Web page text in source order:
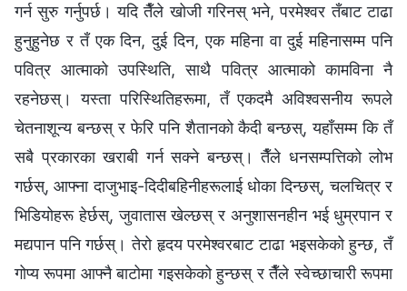
गर्न सुरु गर्नुपर्छ। यदि तैँले खोजी गरिनस् भने, परमेश्‍वर तँबाट टाढा
हुनुहुनेछ र तँ एक दिन, दुई दिन, एक महिना वा दुई महिनासम्म पनि
पवित्र आत्माको उपस्थिति, साथै पवित्र आत्माको कामविना नै
रहनेछस्। यस्ता परिस्थितिहरूमा, तँ एकदमै अविश्‍वसनीय रूपले
चेतनाशून्य बन्छस् र फेरि पनि शैतानको कैदी बन्छस्, यहाँसम्‍म कि तँ
सबै प्रकारका खराबी गर्न सक्‍ने बन्छस्। तैँले धनसम्पत्तिको लोभ
गर्छस्, आफ्ना दाजुभाइ-दिदीबहिनीहरूलाई धोका दिन्छस्, चलचित्र र
भिडियोहरू हेर्छस्, जुवातास खेल्छस् र अनुशासनहीन भई धुम्रपान र
मद्यपान पनि गर्छस्। तेरो हृदय परमेश्‍वरबाट टाढा भइसकेको हुन्छ, तँ
गोप्य रूपमा आफ्नै बाटोमा गइसकेको हुन्छस् र तैँले स्वेच्छाचारी रूपमा